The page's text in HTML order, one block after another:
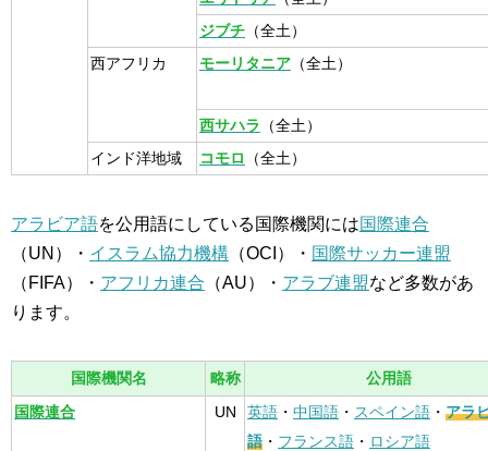
ジブチ （全土）
西アフリカ
モーリタニア （全土）
西サハラ
（全土）
インド洋地域
コモロ （全土）
アラビア語を公用語にしている国際機関には国際連合
（UN）・ イスラム協力機構 （OCI）・ 国際サッカー連盟
（FIFA）・ アフリカ連合 （AU）・ アラブ連盟など多数があ
ります。
国際機関名 略称 公用語
国際連合 UN 英語 ・ 中国語 ・ スペイン語 ・ アラ
語 ・ フランス語 ・ ロシア語